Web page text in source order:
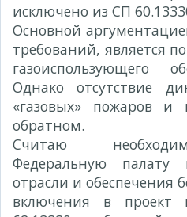
исключено из СП
Основной
требований, является
газоиспользующего
Однако отсутствие
«газовых» пожаров и
обратном.
Считаю
Федеральную палату
отрасли и обеспечения
включения в проект